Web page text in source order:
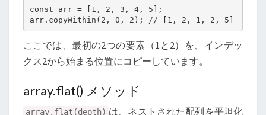
const arr = [1, 2, 3, 4, 5];
arr.copyWithin(2, 0, 2); // [1, 2, 1, 2, 5]
ここでは、最初の2つの要素（1と2）を、インデッ
クス2から始まる位置にコピーしています。
array.flat() メソッド
array.flat(depth) は、ネストされた配列を平坦化